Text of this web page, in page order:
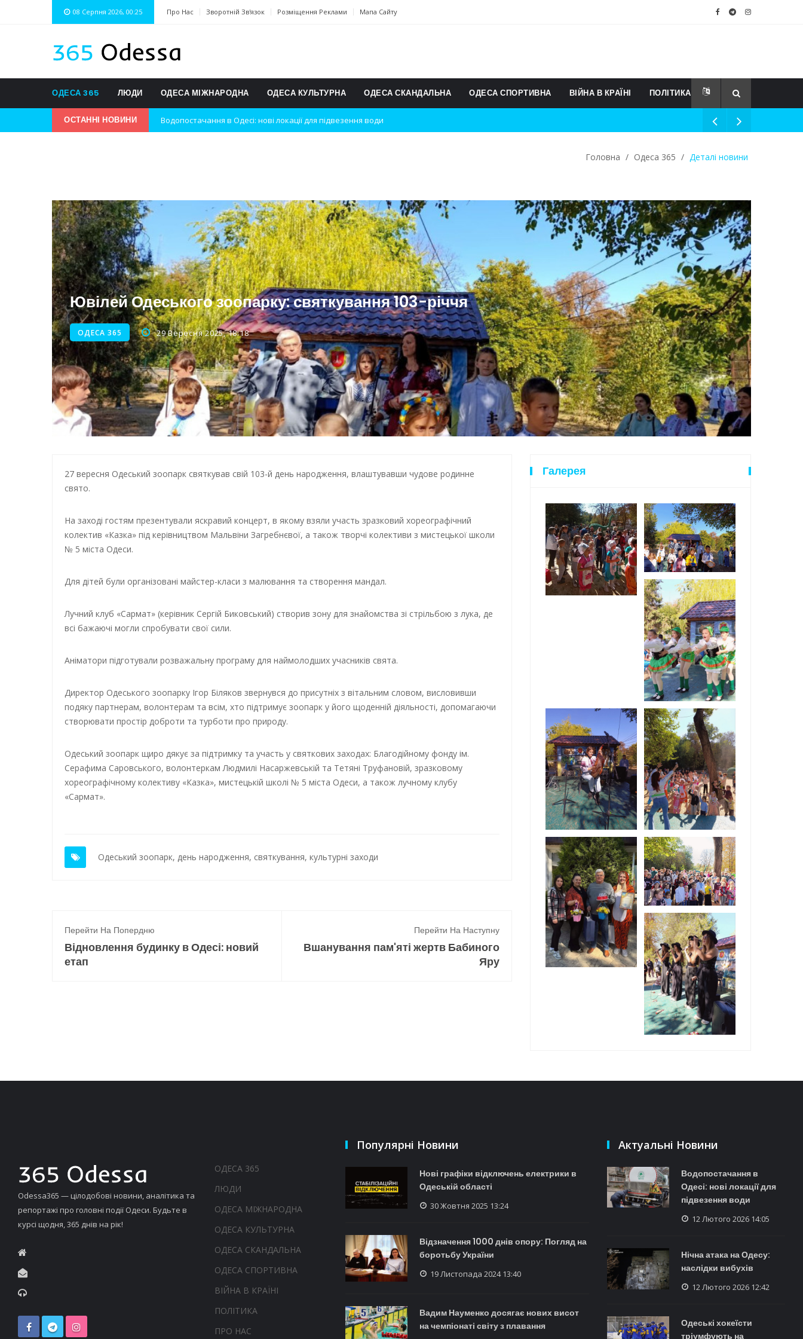
08 Серпня 2026, 00:25 Про Нас Зворотній Зв'язок Розміщення Реклами Мапа Сайту
ОДЕСА 365 ЛЮДИ ОДЕСА МІЖНАРОДНА ОДЕСА КУЛЬТУРНА ОДЕСА СКАНДАЛЬНА ОДЕСА СПОРТИВНА ВІЙНА В КРАЇНІ ПОЛІТИКА
ОСТАННІ НОВИНИ
Водопостачання в Одесі: нові локації для підвезення води
Нічна атака на Одесу: наслідки вибухів
Новини з Зимової школи інсульту в Швейцарії
Інтеграція ветеранів в українське суспільство
Нічна атака на Одесу: наслідки обстрілу
Енергетична підтримка для Одеси
Головна / Одеса 365 / Деталі новини
Ювілей Одеського зоопарку: святкування 103-річчя
ОДЕСА 365 29 Вересня 2025, 18:18
27 вересня Одеський зоопарк святкував свій 103-й день народження, влаштувавши чудове родинне
свято.
На заході гостям презентували яскравий концерт, в якому взяли участь зразковий хореографічний
колектив «Казка» під керівництвом Мальвіни Загребнєвої, а також творчі колективи з мистецької школи
№ 5 міста Одеси.
Для дітей були організовані майстер-класи з малювання та створення мандал.
Лучний клуб «Сармат» (керівник Сергій Биковський) створив зону для знайомства зі стрільбою з лука, де
всі бажаючі могли спробувати свої сили.
Аніматори підготували розважальну програму для наймолодших учасників свята.
Директор Одеського зоопарку Ігор Біляков звернувся до присутніх з вітальним словом, висловивши
подяку партнерам, волонтерам та всім, хто підтримує зоопарк у його щоденній діяльності, допомагаючи
створювати простір доброти та турботи про природу.
Одеський зоопарк щиро дякує за підтримку та участь у святкових заходах: Благодійному фонду ім.
Серафима Саровського, волонтеркам Людмилі Насаржевській та Тетяні Труфановій, зразковому
хореографічному колективу «Казка», мистецькій школі № 5 міста Одеси, а також лучному клубу
«Сармат».
Одеський зоопарк, день народження, святкування, культурні заходи
Перейти На Попердню
Відновлення будинку в Одесі: новий
етап
Перейти На Наступну
Вшанування пам'яті жертв Бабиного
Яру
Галерея
Odessa365 — цілодобові новини, аналітика та
репортажі про головні події Одеси. Будьте в
курсі щодня, 365 днів на рік!
ОДЕСА 365
ЛЮДИ
ОДЕСА МІЖНАРОДНА
ОДЕСА КУЛЬТУРНА
ОДЕСА СКАНДАЛЬНА
ОДЕСА СПОРТИВНА
ВІЙНА В КРАЇНІ
ПОЛІТИКА
ПРО НАС
Популярні Новини
Нові графіки відключень електрики в
Одеській області
30 Жовтня 2025 13:24
Відзначення 1000 днів опору: Погляд на
боротьбу України
19 Листопада 2024 13:40
Вадим Науменко досягає нових висот
на чемпіонаті світу з плавання
Актуальні Новини
Водопостачання в
Одесі: нові локації для
підвезення води
12 Лютого 2026 14:05
Нічна атака на Одесу:
наслідки вибухів
12 Лютого 2026 12:42
Одеські хокеїсти
тріумфують на